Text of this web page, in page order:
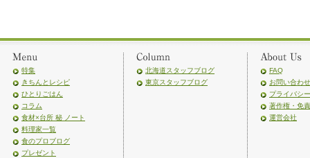
特集
きちんとレシピ
ひとりごはん
コラム
食材×台所 秘 ノート
料理家一覧
食のプロブログ
プレゼント
北海道スタッフブログ
東京スタッフブログ
FAQ
お問い合わせ
プライバシ
著作権・免
運営会社